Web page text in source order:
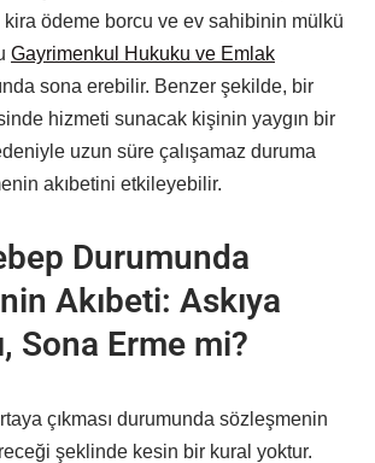
kira ödeme borcu ve ev sahibinin mülkü
Gayrimenkul Hukuku ve Emlak
sona erebilir. Benzer şekilde, bir
hizmeti sunacak kişinin yaygın bir
uzun süre çalışamaz duruma
akıbetini etkileyebilir.
Durumunda
Akıbeti: Askıya
Sona Erme mi?
çıkması durumunda sözleşmenin
şeklinde kesin bir kural yoktur.